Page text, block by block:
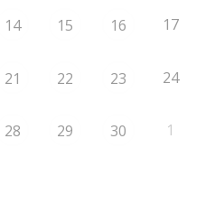
14 15 16 17
21 22 23 24
28 29 30 1